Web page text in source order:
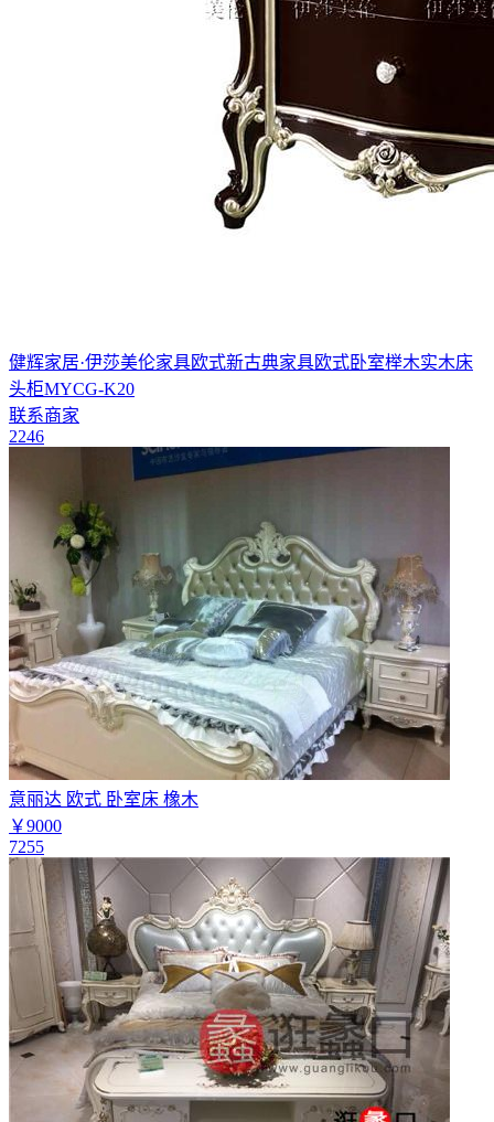
健辉家居·伊莎美伦家具欧式新古典家具欧式卧室榉木实木床
头柜MYCG-K20
联系商家
2246
意丽达 欧式 卧室床 橡木
￥9000
7255